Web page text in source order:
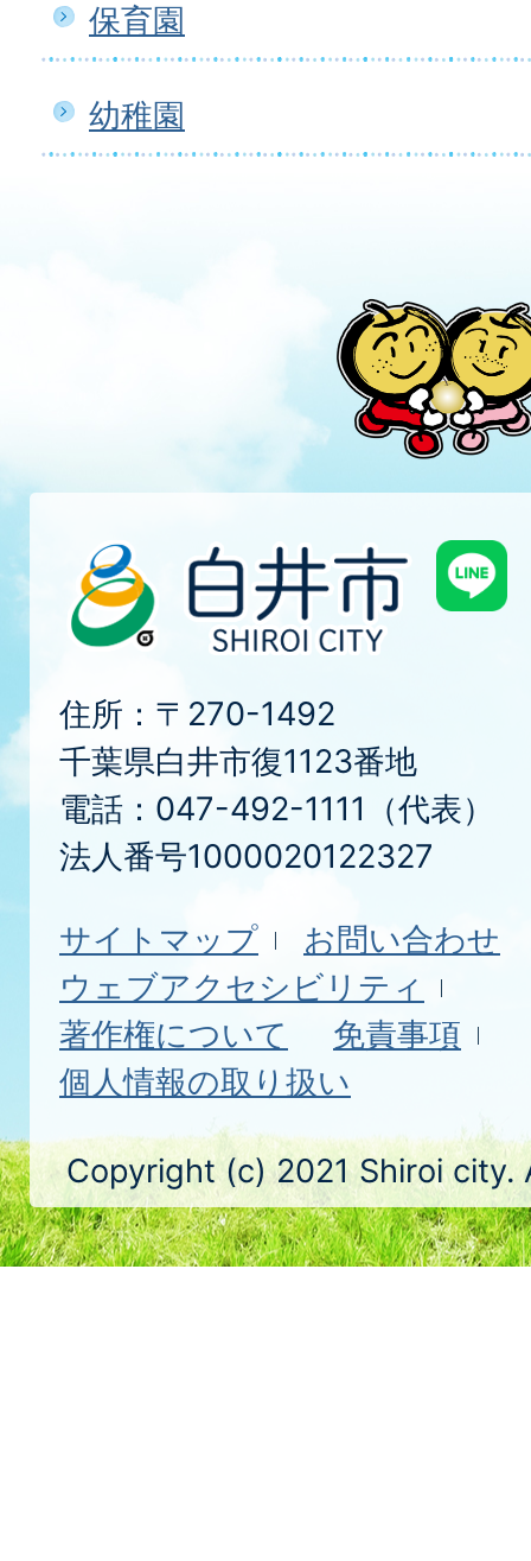
保育園
幼稚園
住所：〒270-1492
千葉県白井市復1123番地
電話：047-492-1111（代表）
法人番号1000020122327
サイトマップ
お問い合わせ
ウェブアクセシビリティ
著作権について
免責事項
個人情報の取り扱い
Copyright (c) 2021 Shiroi city.